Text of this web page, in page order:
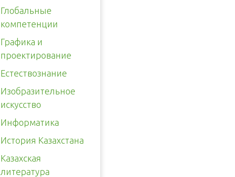
Глобальные
компетенции
Графика и
проектирование
Естествознание
Изобразительное
искусство
Информатика
История Казахстана
Казахская
литература